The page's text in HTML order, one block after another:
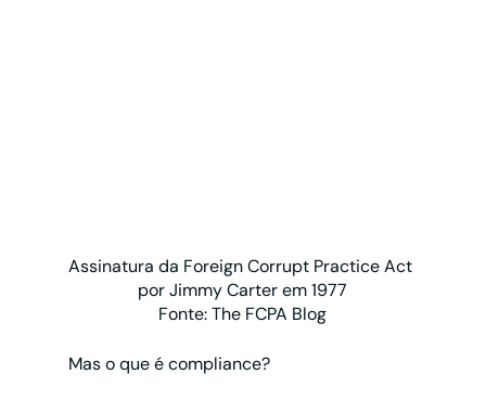
Assinatura da Foreign Corrupt Practice Act
por Jimmy Carter em 1977
Fonte: The FCPA Blog
Mas o que é compliance?